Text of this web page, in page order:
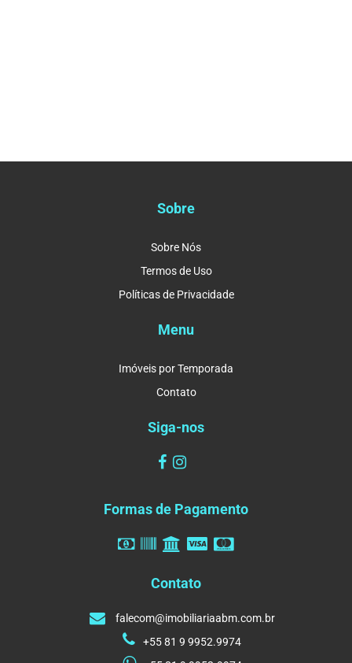
Sobre
Sobre Nós
Termos de Uso
Políticas de Privacidade
Menu
Imóveis por Temporada
Contato
Siga-nos
Formas de Pagamento
Contato
falecom@imobiliariaabm.com.br
+55 81 9 9952.9974